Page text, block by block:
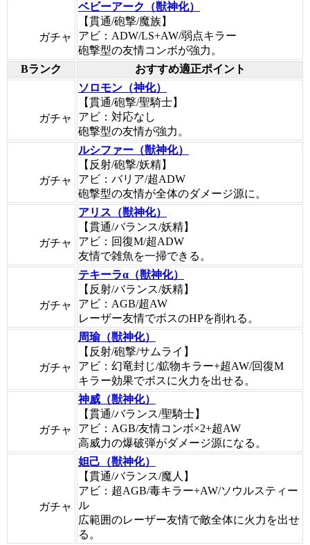
ガチャ
ベビーアーク（獣神化）
【貫通/砲撃/魔族】
アビ：ADW/LS+AW/弱点キラー
砲撃型の友情コンボが強力。
Bランク
おすすめ適正ポイント
ガチャ
ソロモン（神化）
【貫通/砲撃/聖騎士】
アビ：対応なし
砲撃型の友情が強力。
ガチャ
ルシファー（獣神化）
【反射/砲撃/妖精】
アビ：バリア/超ADW
砲撃型の友情が全体のダメージ源に。
ガチャ
アリス（獣神化）
【貫通/バランス/妖精】
アビ：回復M/超ADW
友情で雑魚を一掃できる。
ガチャ
テキーラα（獣神化）
【反射/バランス/妖精】
アビ：AGB/超AW
レーザー友情でボスのHPを削れる。
ガチャ
周瑜（獣神化）
【反射/砲撃/サムライ】
アビ：幻竜封じ/鉱物キラー+超AW/回復M
キラー効果でボスに火力を出せる。
ガチャ
神威（獣神化）
【貫通/バランス/聖騎士】
アビ：AGB/友情コンボ×2+超AW
高威力の爆破弾がダメージ源になる。
ガチャ
妲己（獣神化）
【貫通/バランス/魔人】
アビ：超AGB/毒キラー+AW/ソウルスティー
ル
広範囲のレーザー友情で敵全体に火力を出せ
る。